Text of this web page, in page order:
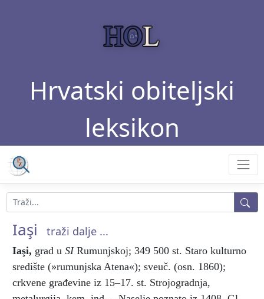
Hrvatski obiteljski
leksikon
Iaşi traži dalje ...
Iaşi, grad u SIRumunjskoj; 349 500 st. Staro kulturno
središte (»rumunjska Atena«); sveuč. (osn. 1860);
crkvene građevine iz 15–17. st. Strojogradnja,